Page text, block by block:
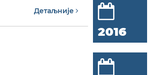
Детаљније
2016